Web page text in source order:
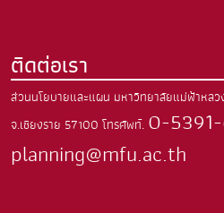
ติดต่อเรา
ส่วนนโยบายและแผน มหาวิทยาลัยแม่ฟ้าหลว
จ.เชียงราย 57100 โทรศัพท์. 0-
planning@mfu.ac.th